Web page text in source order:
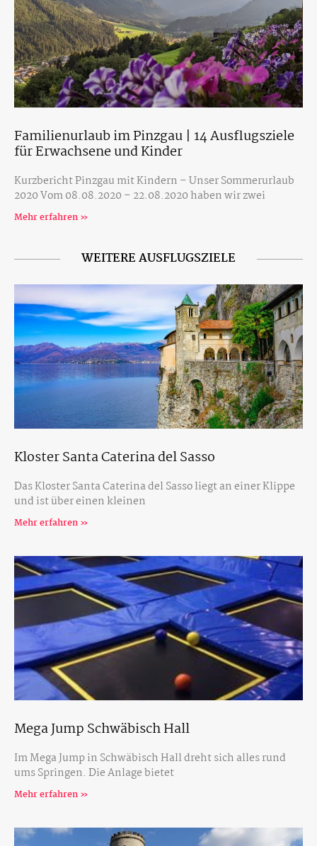
Familienurlaub im Pinzgau | 14 Ausflugsziele
für Erwachsene und Kinder
Kurzbericht Pinzgau mit Kindern – Unser Sommerurlaub
2020 Vom 08.08.2020 – 22.08.2020 haben wir zwei
Mehr erfahren »
WEITERE AUSFLUGSZIELE
Kloster Santa Caterina del Sasso
Das Kloster Santa Caterina del Sasso liegt an einer Klippe
und ist über einen kleinen
Mehr erfahren »
Mega Jump Schwäbisch Hall
Im Mega Jump in Schwäbisch Hall dreht sich alles rund
ums Springen. Die Anlage bietet
Mehr erfahren »